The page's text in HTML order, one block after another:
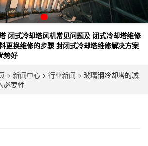
闭式冷却塔风机常见问题及 闭式冷却塔维修
更换维修的步骤 封闭式冷却塔维修解决方案
势好
> 新闻中心 > 行业新闻 > 玻璃钢冷却塔的减
必要性